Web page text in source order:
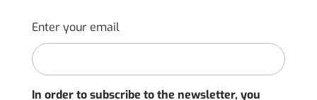
Enter your email
In order to subscribe to the newsletter, you